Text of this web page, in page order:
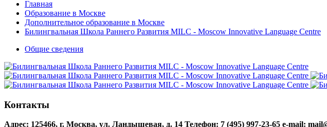
Главная
Образование в Москве
Дополнительное образование в Москве
Билингвальная Школа Раннего Развития MILC - Moscow Innovative Language Centre
Общие сведения
Контакты
Адрес: 125466, г. Москва, ул. Ландышевая, д. 14 Телефон: 7 (495) 997-23-65 e-mail: